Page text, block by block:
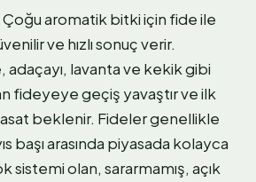
Çoğu aromatik bitki için fide ile
ve hızlı sonuç verir.
lavanta ve kekik gibi
fideyeye geçiş yavaştır ve ilk
hasat beklenir. Fideler genellikle
başı arasında piyasada kolayca
sistemi olan, sararmamış, açık